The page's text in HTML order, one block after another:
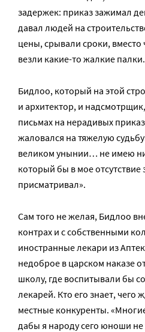
задержек: приказ зажимал
давал людей на
цены, срывали сроки, вместо
везли какие-то жалкие палки.
Бидлоо, который на этой
и архитектор, и
письмах на нерадивых
жаловался на тяжелую
великом унынии… не имею
который бы в мое отсутствие
присматривал».
Сам того не желая, Бидлоо
контрах и с собственными
иностранные лекари из
недоброе в царском наказе
школу, где воспитывали бы
лекарей. Кто его знает, чего
местные конкуренты.
дабы я народу сего юноши не